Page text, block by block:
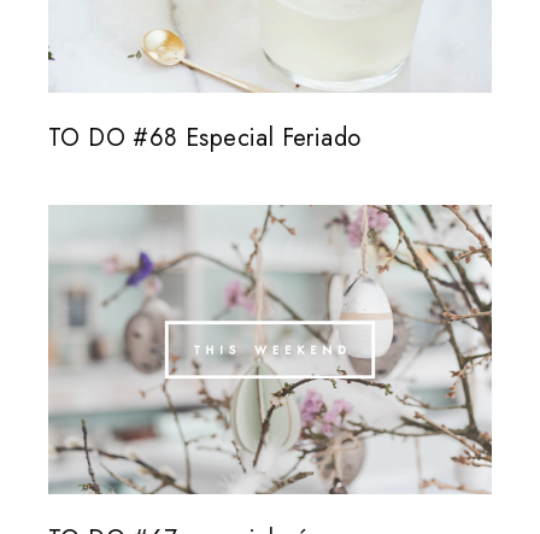
TO DO #68 Especial Feriado